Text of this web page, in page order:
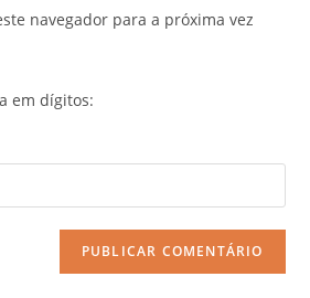
navegador para a próxima vez
em dígitos: